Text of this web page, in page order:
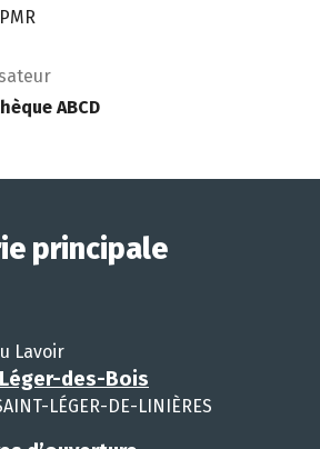
ABCD
principale
Lavoir
des-Bois
LÉGER-DE-LINIÈRES